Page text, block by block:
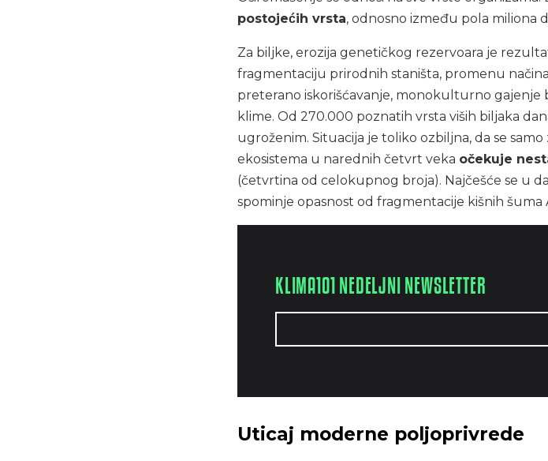
postojećih vrsta, odnosno između pola miliona
Za biljke, erozija genetičkog rezervoara je
fragmentaciju prirodnih staništa, promenu
preterano iskorišćavanje, monokulturno gajenje
klime. Od 270.000 poznatih vrsta viših biljaka
ugroženim. Situacija je toliko ozbiljna, da se
ekosistema u narednih četvrt veka očekuje
(četvrtina od celokupnog broja). Najčešće se u
spominje opasnost od fragmentacije kišnih šuma
KLIMA101 NEDELJNI NEWSLETTER
Uticaj moderne poljoprivrede